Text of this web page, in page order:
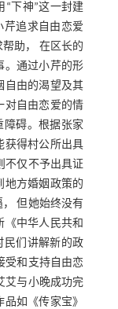
“下神”这一封建
追求自由恋爱
助， 在区长的
。通过小芹的形
自由的渴望及其
对自由恋爱的情
碍。根据张家
获得村公所出具
不仅不予出具证
地方婚姻政策的
但她始终没有
《中华人民共和
民们讲解新的政
受和支持自由恋
艾与小晚成功完
如《传家宝》